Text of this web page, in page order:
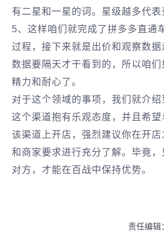
有二星和一星的词。星级越多代表
5、这样咱们就完成了拼多多直通
过程，接下来就是出价和观察数
数据要隔天才干看到的，所以咱
精力和耐心了。
对于这个领域的事项，我们就介
这个渠道抱有乐观态度，并且希
该渠道上开店，强烈建议你在开店
和商家要求进行充分了解。毕竟
对方，才能在百战中保持优势。
责任编辑：